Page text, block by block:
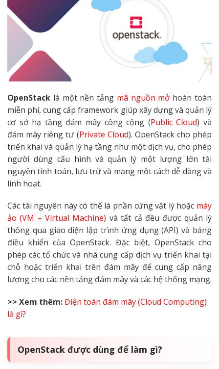
OpenStack là một nền tảng mã nguồn mở hoàn toàn
miễn phí, cung cấp framework giúp xây dựng và quản lý
cơ sở hạ tầng đám mây công cộng (Public Cloud) và
đám mây riêng tư (Private Cloud). OpenStack cho phép
triển khai và quản lý hạ tầng như một dịch vụ, cho phép
người dùng cấu hình và quản lý một lượng lớn tài
nguyên tính toán, lưu trữ và mạng một cách dễ dàng và
linh hoạt.
Các tài nguyên này có thể là phần cứng vật lý hoặc máy
ảo (VM – Virtual Machine) và tất cả đều được quản lý
thông qua giao diện lập trình ứng dụng (API) và bảng
điều khiển của OpenStack. Đặc biệt, OpenStack cho
phép các tổ chức và nhà cung cấp dịch vụ triển khai tại
chỗ hoặc triển khai trên đám mây để cung cấp năng
lượng cho các nền tảng đám mây và các hệ thống mạng.
>> Xem thêm:Điện toán đám mây (Cloud Computing)
là gì?
OpenStack được dùng để làm gì?